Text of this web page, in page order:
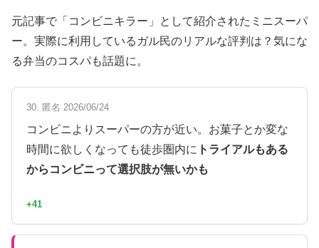
元記事で「コンビニキラー」として紹介されたミニスーパ
ー。実際に利用しているガル民のリアルな評判は？気にな
る弁当のコスパも話題に。
30. 匿名 2026/06/24
コンビニよりスーパーの方が近い。お菓子とか変な
時間に欲しくなっても徒歩圏内に トライアルもある
からコンビニって選択肢が無いかも
+41